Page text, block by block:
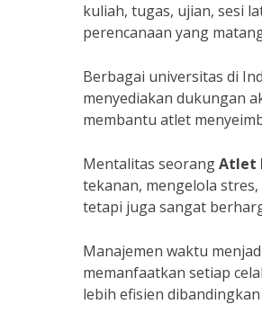
kuliah, tugas, ujian, sesi
perencanaan yang
Berbagai universitas di
menyediakan dukungan
membantu atlet
Mentalitas seorangAtlet
tekanan, mengelola
tetapi juga sangat
Manajemen waktu
memanfaatkan setiap
lebih efisien